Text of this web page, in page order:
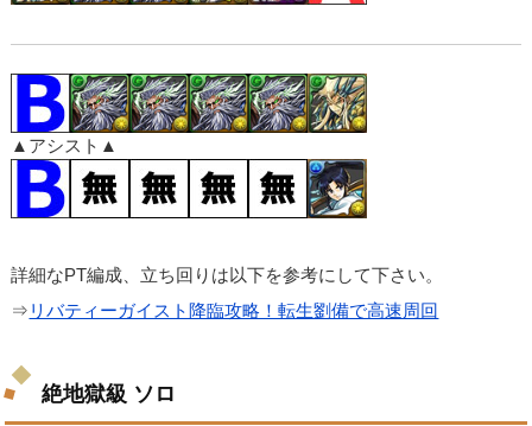
▲アシスト▲
詳細なPT編成、立ち回りは以下を参考にして下さい。
⇒ リバティーガイスト降臨攻略！転生劉備で高速周回
絶地獄級 ソロ